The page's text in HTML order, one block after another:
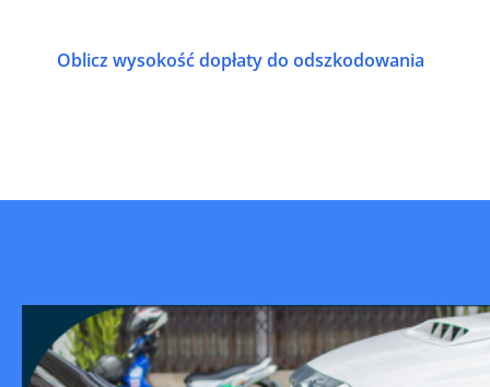
Oblicz wysokość dopłaty do odszkodowania